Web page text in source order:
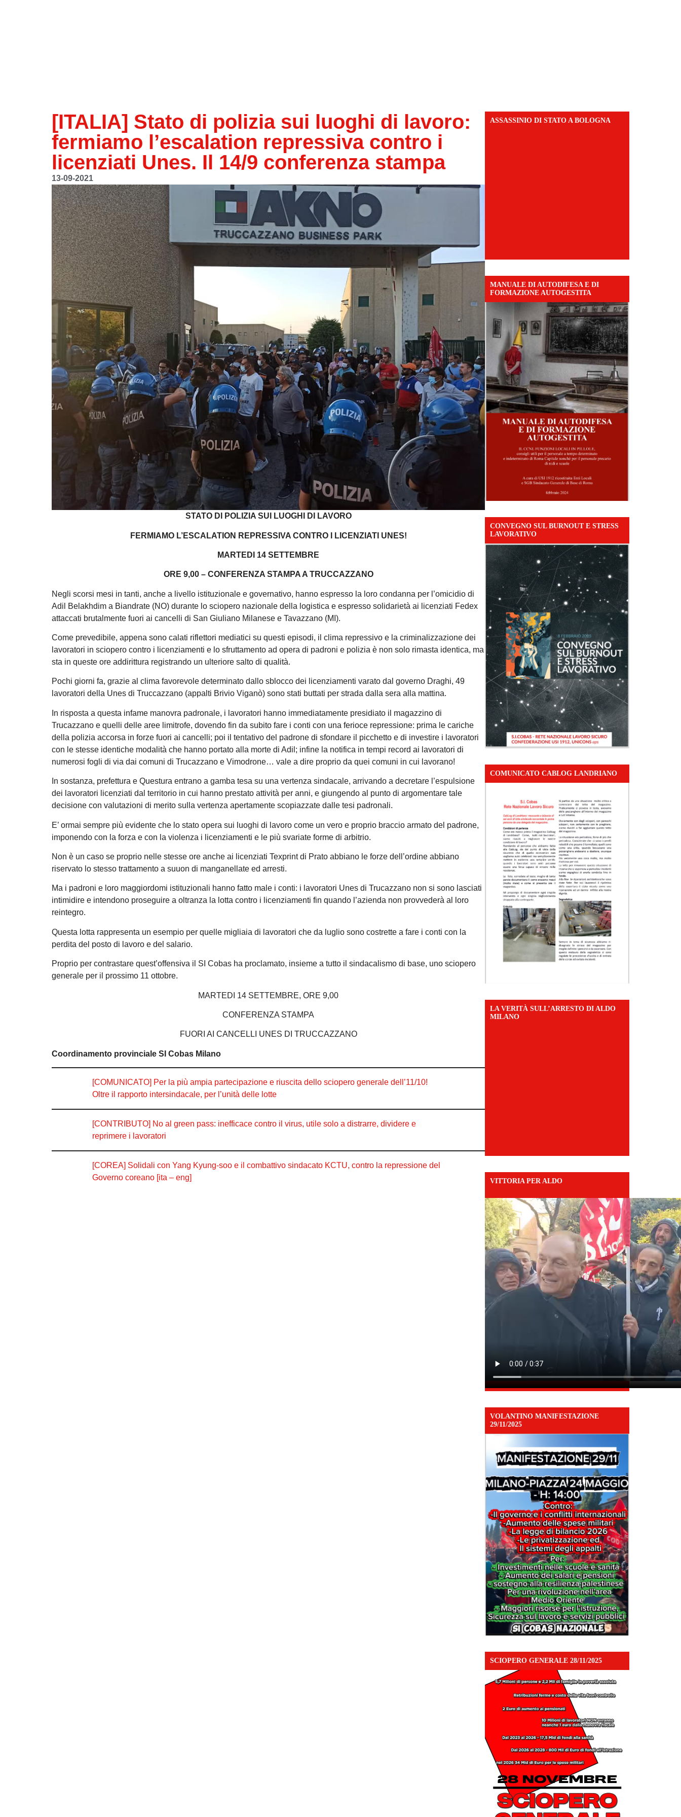
[ITALIA] Stato di polizia sui luoghi di lavoro:
fermiamo l’escalation repressiva contro i
licenziati Unes. Il 14/9 conferenza stampa
13-09-2021
STATO DI POLIZIA SUI LUOGHI DI LAVORO
FERMIAMO L’ESCALATION REPRESSIVA CONTRO I LICENZIATI UNES!
MARTEDI 14 SETTEMBRE
ORE 9,00 – CONFERENZA STAMPA A TRUCCAZZANO
Negli scorsi mesi in tanti, anche a livello istituzionale e governativo, hanno espresso la loro condanna per l’omicidio di
Adil Belakhdim a Biandrate (NO) durante lo sciopero nazionale della logistica e espresso solidarietà ai licenziati Fedex
attaccati brutalmente fuori ai cancelli di San Giuliano Milanese e Tavazzano (MI).
Come prevedibile, appena sono calati riflettori mediatici su questi episodi, il clima repressivo e la criminalizzazione dei
lavoratori in sciopero contro i licenziamenti e lo sfruttamento ad opera di padroni e polizia è non solo rimasta identica, ma
sta in queste ore addirittura registrando un ulteriore salto di qualità.
Pochi giorni fa, grazie al clima favorevole determinato dallo sblocco dei licenziamenti varato dal governo Draghi, 49
lavoratori della Unes di Truccazzano (appalti Brivio Viganò) sono stati buttati per strada dalla sera alla mattina.
In risposta a questa infame manovra padronale, i lavoratori hanno immediatamente presidiato il magazzino di
Trucazzano e quelli delle aree limitrofe, dovendo fin da subito fare i conti con una ferioce repressione: prima le cariche
della polizia accorsa in forze fuori ai cancelli; poi il tentativo del padrone di sfondare il picchetto e di investire i lavoratori
con le stesse identiche modalità che hanno portato alla morte di Adil; infine la notifica in tempi record ai lavoratori di
numerosi fogli di via dai comuni di Trucazzano e Vimodrone… vale a dire proprio da quei comuni in cui lavorano!
In sostanza, prefettura e Questura entrano a gamba tesa su una vertenza sindacale, arrivando a decretare l’espulsione
dei lavoratori licenziati dal territorio in cui hanno prestato attività per anni, e giungendo al punto di argomentare tale
decisione con valutazioni di merito sulla vertenza apertamente scopiazzate dalle tesi padronali.
E’ ormai sempre più evidente che lo stato opera sui luoghi di lavoro come un vero e proprio braccio armato del padrone,
imponendo con la forza e con la violenza i licenziamenti e le più svariate forme di arbitrio.
Non è un caso se proprio nelle stesse ore anche ai licenziati Texprint di Prato abbiano le forze dell’ordine abbiano
riservato lo stesso trattamento a suuon di manganellate ed arresti.
Ma i padroni e loro maggiordomi istituzionali hanno fatto male i conti: i lavoratori Unes di Trucazzano non si sono lasciati
intimidire e intendono proseguire a oltranza la lotta contro i licenziamenti fin quando l’azienda non provvederà al loro
reintegro.
Questa lotta rappresenta un esempio per quelle migliaia di lavoratori che da luglio sono costrette a fare i conti con la
perdita del posto di lavoro e del salario.
Proprio per contrastare quest’offensiva il SI Cobas ha proclamato, insieme a tutto il sindacalismo di base, uno sciopero
generale per il prossimo 11 ottobre.
MARTEDI 14 SETTEMBRE, ORE 9,00
CONFERENZA STAMPA
FUORI AI CANCELLI UNES DI TRUCCAZZANO
Coordinamento provinciale SI Cobas Milano
[COMUNICATO] Per la più ampia partecipazione e riuscita dello sciopero generale dell’11/10!
Oltre il rapporto intersindacale, per l’unità delle lotte
[CONTRIBUTO] No al green pass: inefficace contro il virus, utile solo a distrarre, dividere e
reprimere i lavoratori
[COREA] Solidali con Yang Kyung-soo e il combattivo sindacato KCTU, contro la repressione del
Governo coreano [ita – eng]
ASSASSINIO DI STATO A BOLOGNA
MANUALE DI AUTODIFESA E DI
FORMAZIONE AUTOGESTITA
CONVEGNO SUL BURNOUT E STRESS
LAVORATIVO
COMUNICATO CABLOG LANDRIANO
LA VERITÀ SULL’ARRESTO DI ALDO
MILANO
VITTORIA PER ALDO
VOLANTINO MANIFESTAZIONE
29/11/2025
SCIOPERO GENERALE 28/11/2025